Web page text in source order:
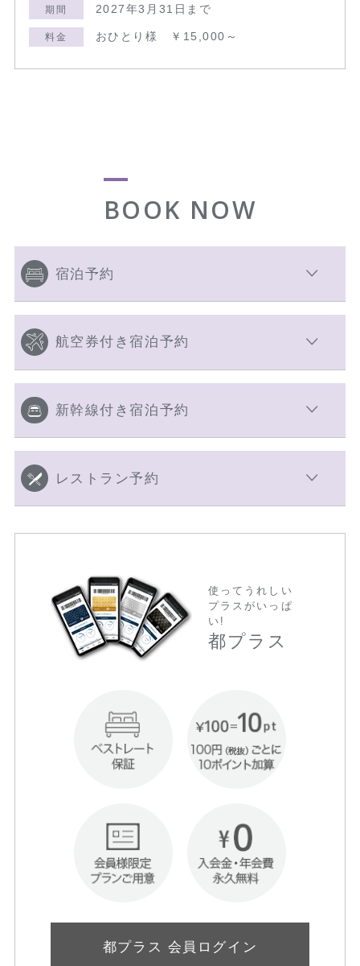
期間 2027年3月31日まで
料金 おひとり様 ￥15,000～
BOOK NOW
宿泊予約
航空券付き宿泊予約
新幹線付き宿泊予約
レストラン予約
使ってうれしい
プラスがいっぱ
い!
都プラス
都プラス 会員ログイン